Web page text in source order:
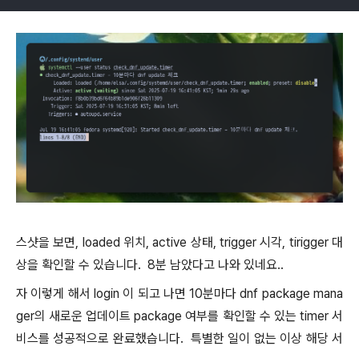
스샷을 보면, loaded 위치, active 상태, trigger 시각, tirigger 대
상을 확인할 수 있습니다. 8분 남았다고 나와 있네요..
자 이렇게 해서 login 이 되고 나면 10분마다 dnf package mana
ger의 새로운 업데이트 package 여부를 확인할 수 있는 timer 서
비스를 성공적으로 완료했습니다. 특별한 일이 없는 이상 해당 서